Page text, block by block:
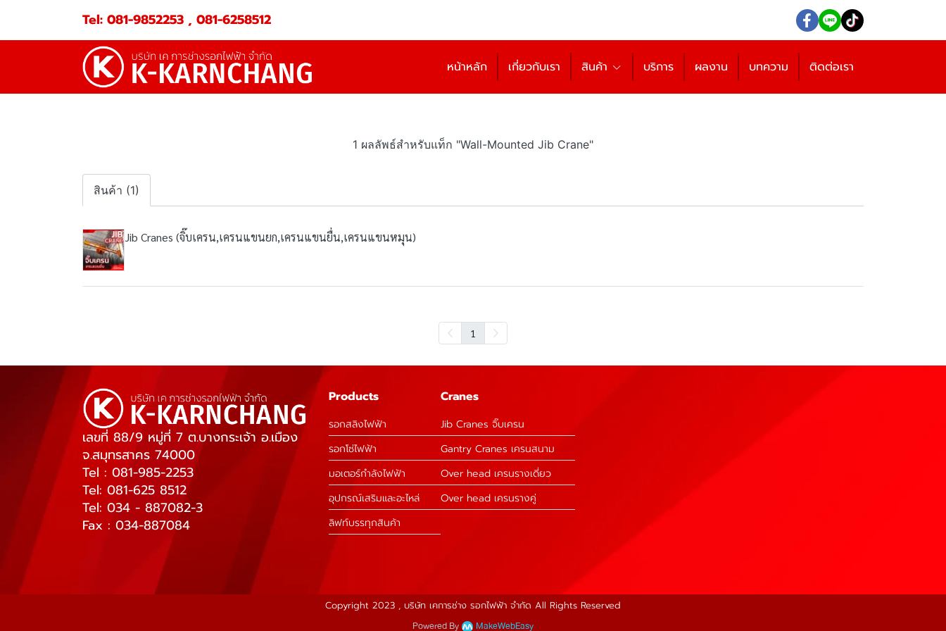
Tel: 081-9852253 , 081-6258512
หน้าหลัก เกี่ยวกับเรา สินค้า บริการ ผลงาน บทความ ติดต่อเรา
1 ผลลัพธ์สำหรับแท็ก "Wall-Mounted Jib Crane"
สินค้า (1)
Jib Cranes (จิ๊บเครน,เครนแขนยก,เครนแขนยื่น,เครนแขนหมุน)
1
เลขที่ 88/9 หมู่ที่ 7 ต.บางกระเจ้า อ.เมือง
จ.สมุทรสาคร 74000
Tel : 081-985-2253
Tel: 081-625 8512
Tel: 034 - 887082-3
Fax : 034-887084
Products
รอกสลิงไฟฟ้า
รอกโซ่ไฟฟ้า
มอเตอร์กำลังไฟฟ้า
อุปกรณ์เสริมและอะไหล่
ลิฟท์บรรทุกสินค้า
Cranes
Jib Cranes จิ๊บเครน
Gantry Cranes เครนสนาม
Over head เครนรางเดี่ยว
Over head เครนรางคู่
Copyright 2023 , บริษัท เคการช่าง รอกไฟฟ้า จำกัด All Rights Reserved
Powered By MakeWebEasy